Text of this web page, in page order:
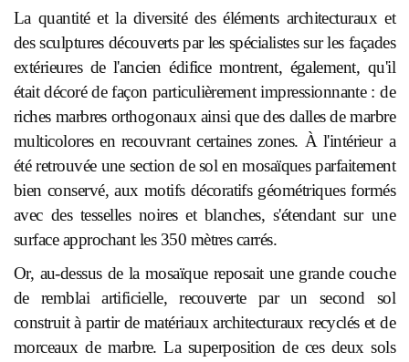
La quantité et la diversité des éléments architecturaux et
des sculptures découverts par les spécialistes sur les façades
extérieures de l'ancien édifice montrent, également, qu'il
était décoré de façon particulièrement impressionnante : de
riches marbres orthogonaux ainsi que des dalles de marbre
multicolores en recouvrant certaines zones. À l'intérieur a
été retrouvée une section de sol en mosaïques parfaitement
bien conservé, aux motifs décoratifs géométriques formés
avec des tesselles noires et blanches, s'étendant sur une
surface approchant les 350 mètres carrés.
Or, au-dessus de la mosaïque reposait une grande couche
de remblai artificielle, recouverte par un second sol
construit à partir de matériaux architecturaux recyclés et de
morceaux de marbre. La superposition de ces deux sols